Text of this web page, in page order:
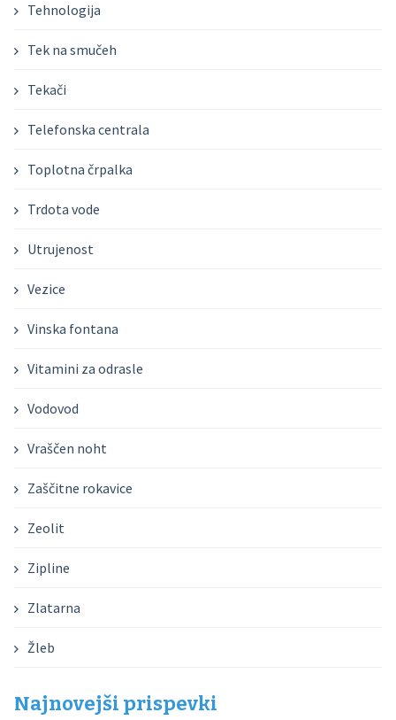
Tehnologija
Tek na smučeh
Tekači
Telefonska centrala
Toplotna črpalka
Trdota vode
Utrujenost
Vezice
Vinska fontana
Vitamini za odrasle
Vodovod
Vraščen noht
Zaščitne rokavice
Zeolit
Zipline
Zlatarna
Žleb
Najnovejši prispevki